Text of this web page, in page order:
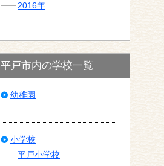
2016年
平戸市内の学校一覧
幼稚園
小学校
平戸小学校